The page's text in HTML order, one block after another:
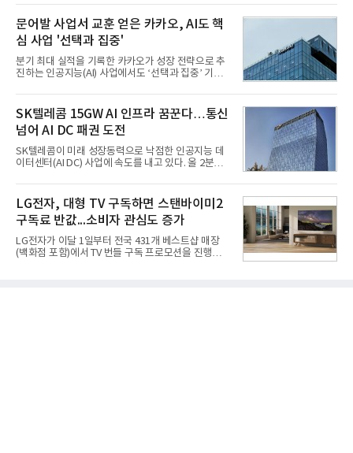
동기 대
이뤄졌다. 이후 2012년 한국형 구축함(KDX-1) 이상
의 함정에 실전 배치됐다.그해 7월 해군은 동해상에서
성능 검증을 위해 홍상어 시험발사를 실시했다. 이때
홍상어가 목표 지점에서 입수한 후 표적을 타격하지
못하고 물속에서 멈춰버리는 예상 밖의 일이 벌어졌
다. 2차 품질확인 사격 시험에서도 만족스러운 결과를
얻지 못했다. 완벽한 신뢰성 확보를 위해 LIG넥스원은
분야를
문어발 사업서 교훈 얻은 카카오, AI도 핵
심 사업 '선택과 집중'
분기 최대 실적을 기록한 카카오가 성장 전략으로 추
진하는 인공지능(AI) 사업에서도 ‘선택과 집중’ 기조
라 투자에 나서는 것과 달리, 카카오는 ‘카카오톡’이
라는 플랫폼 경쟁력을 활용한 AI 에이전트 서비스에
집중하는 전략이다. 과거 무리한 사업 확장 과정에서
겪었던 시행착오를 되풀이하지 않고 핵심 역량에 집
중하겠다는 취지로 풀이된다.7일 업계에 따르면 카카
오는 올해 2분기 연결 기준 매출 2조985억원, 영업이
익 2770억원을 기록했다. 전년 동기 대비 매출과 영업
은 4884억
SK텔레콤 15GW AI 인프라 꿈꾼다…통신
넘어 AI DC 패권 도전
SK텔레콤이 미래 성장동력으로 낙점한 인공지능 데
이터센터(AI DC) 사업에 속도를 내고 있다. 올 2분기
는 2035년까지 총 15GW(기가와트) 규모의 AI DC를
구축하겠다는 대형 청사진을 제시하면서다. 이에 따
라 경쟁 구도 역시 이동통신사인 KT, LG유플러스를
넘어 네이버, 삼성SDS 등 IT 인프라 기업으로 확장되
고 있다.7일 SK텔레콤에 따르면 회사는 올해 2분기
연결 기준 매출 4조 3591억원, 영업이익 5660억원을
기록했다. 매출은 전년 동기 대비 0.5%, 영업이익은
LG전자, 대형 TV 구독하면 스탠바이미2
구독료 반값...소비자 관심도 증가
LG전자가 이달 1일부터 전국 431개 베스트샵 매장
(백화점 포함)에서 TV 번들 구독 프로모션을 진행하고